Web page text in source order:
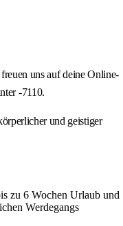
uns auf deine Online-
-7110.
und geistiger
zu 6 Wochen Urlaub und
Werdegangs